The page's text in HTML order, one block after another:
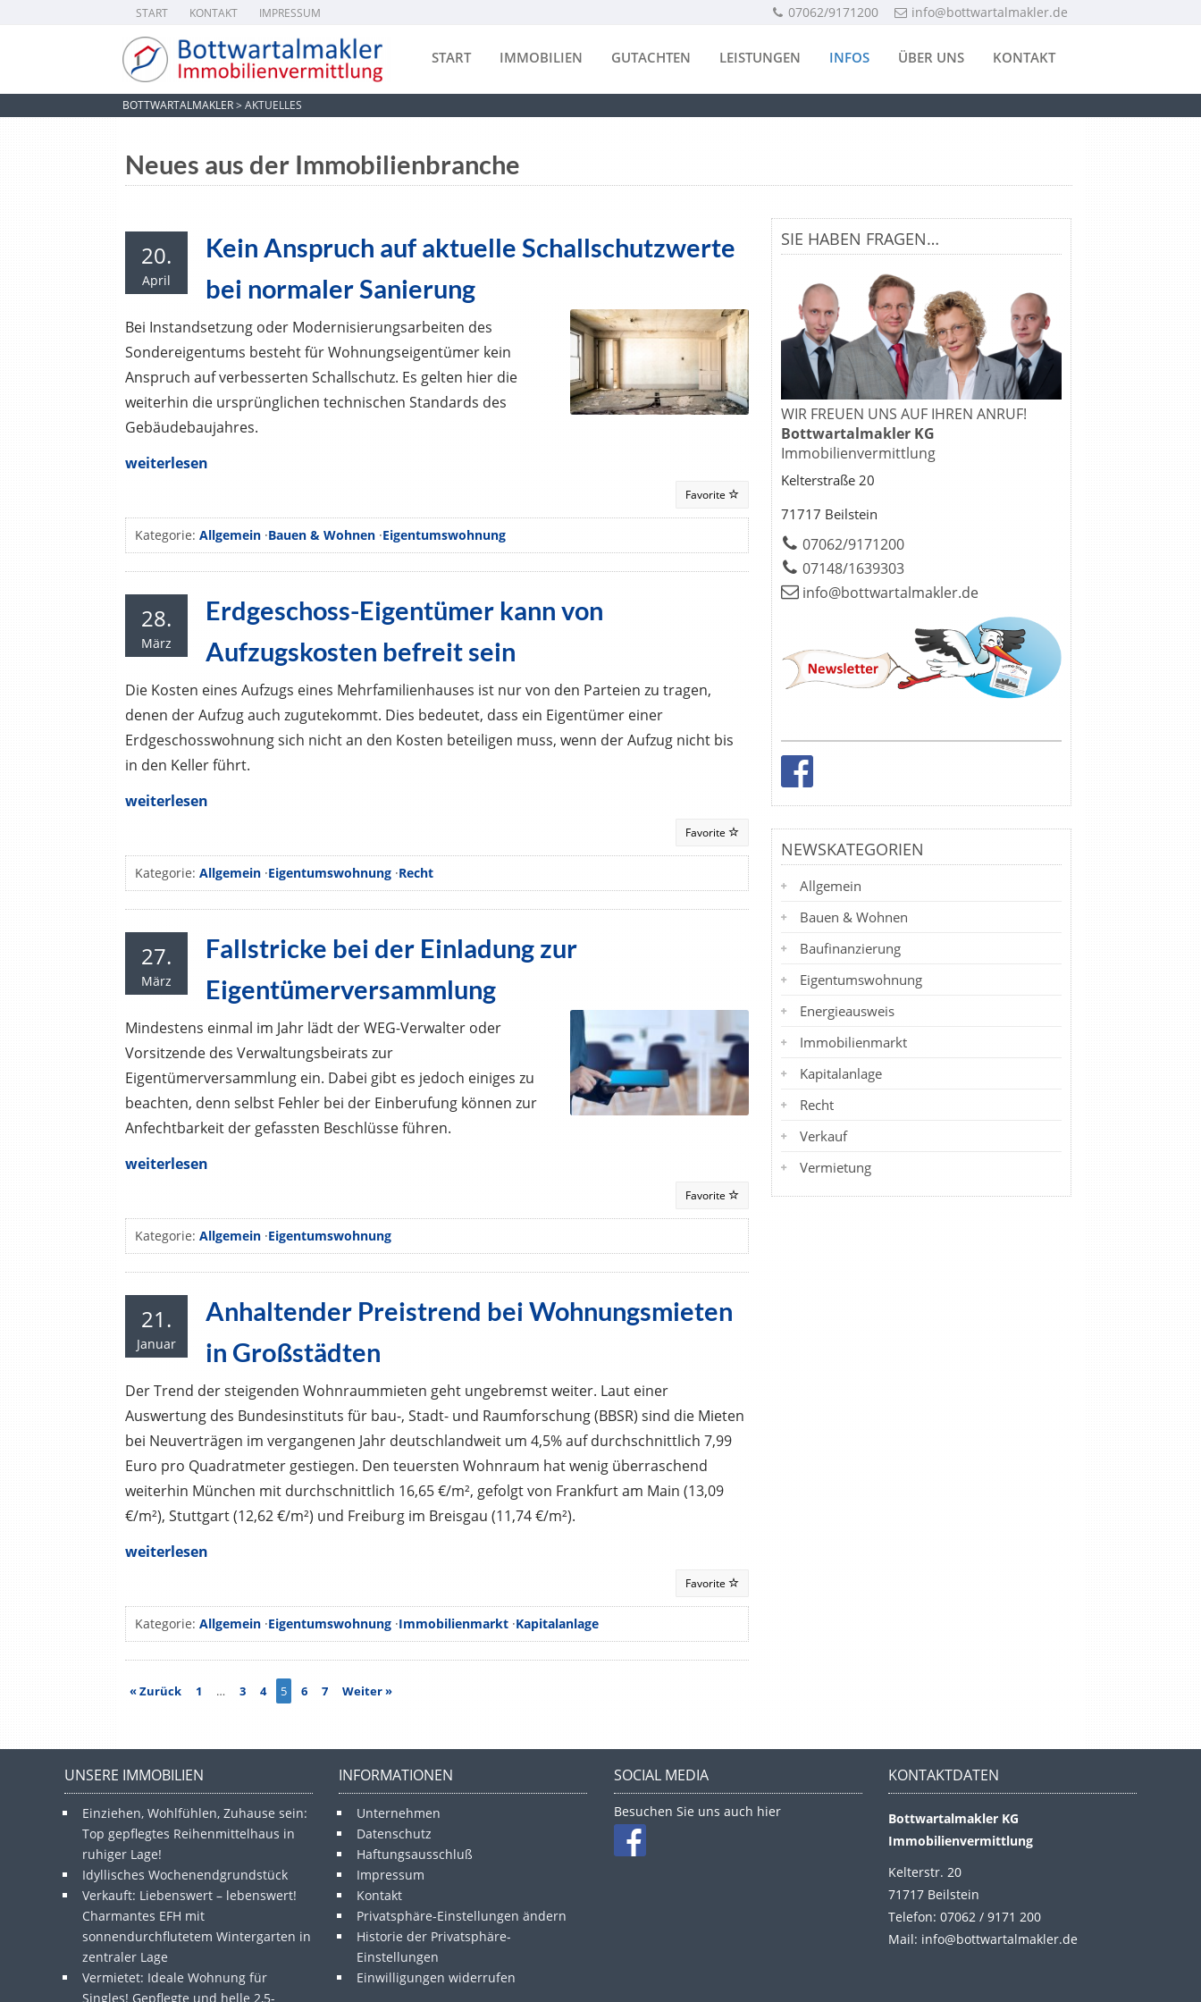
START KONTAKT IMPRESSUM 07062/9171200 info@bottwartalmakler.de
START IMMOBILIEN GUTACHTEN LEISTUNGEN INFOS ÜBER UNS KONTAKT
BOTTWARTALMAKLER> AKTUELLES
Neues aus der Immobilienbranche
20.
April
Kein Anspruch auf aktuelle Schallschutzwerte
bei normaler Sanierung
Bei Instandsetzung oder Modernisierungsarbeiten des
Sondereigentums besteht für Wohnungseigentümer kein
Anspruch auf verbesserten Schallschutz. Es gelten hier die
weiterhin die ursprünglichen technischen Standards des
Gebäudebaujahres.
weiterlesen
Favorite
Kategorie: Allgemein·Bauen & Wohnen·Eigentumswohnung
28.
März
Erdgeschoss-Eigentümer kann von
Aufzugskosten befreit sein
Die Kosten eines Aufzugs eines Mehrfamilienhauses ist nur von den Parteien zu tragen,
denen der Aufzug auch zugutekommt. Dies bedeutet, dass ein Eigentümer einer
Erdgeschosswohnung sich nicht an den Kosten beteiligen muss, wenn der Aufzug nicht bis
in den Keller führt.
weiterlesen
Favorite
Kategorie: Allgemein·Eigentumswohnung·Recht
27.
März
Fallstricke bei der Einladung zur
Eigentümerversammlung
Mindestens einmal im Jahr lädt der WEG-Verwalter oder
Vorsitzende des Verwaltungsbeirats zur
Eigentümerversammlung ein. Dabei gibt es jedoch einiges zu
beachten, denn selbst Fehler bei der Einberufung können zur
Anfechtbarkeit der gefassten Beschlüsse führen.
weiterlesen
Favorite
Kategorie: Allgemein·Eigentumswohnung
21.
Januar
Anhaltender Preistrend bei Wohnungsmieten
in Großstädten
Der Trend der steigenden Wohnraummieten geht ungebremst weiter. Laut einer
Auswertung des Bundesinstituts für bau-, Stadt- und Raumforschung (BBSR) sind die Mieten
bei Neuverträgen im vergangenen Jahr deutschlandweit um 4,5% auf durchschnittlich 7,99
Euro pro Quadratmeter gestiegen. Den teuersten Wohnraum hat wenig überraschend
weiterhin München mit durchschnittlich 16,65 €/m², gefolgt von Frankfurt am Main (13,09
€/m²), Stuttgart (12,62 €/m²) und Freiburg im Breisgau (11,74 €/m²).
weiterlesen
Favorite
Kategorie: Allgemein·Eigentumswohnung·Immobilienmarkt·Kapitalanlage
« Zurück 1 … 3 4 5 6 7 Weiter »
SIE HABEN FRAGEN…
WIR FREUEN UNS AUF IHREN ANRUF!
Bottwartalmakler KG
Immobilienvermittlung
Kelterstraße 20
71717 Beilstein
07062/9171200
07148/1639303
info@bottwartalmakler.de
NEWSKATEGORIEN
Allgemein
Bauen & Wohnen
Baufinanzierung
Eigentumswohnung
Energieausweis
Immobilienmarkt
Kapitalanlage
Recht
Verkauf
Vermietung
UNSERE IMMOBILIEN
Einziehen, Wohlfühlen, Zuhause sein:
Top gepflegtes Reihenmittelhaus in
ruhiger Lage!
Idyllisches Wochenendgrundstück
Verkauft: Liebenswert – lebenswert!
Charmantes EFH mit
sonnendurchflutetem Wintergarten in
zentraler Lage
Vermietet: Ideale Wohnung für
Singles! Gepflegte und helle 2,5-
INFORMATIONEN
Unternehmen
Datenschutz
Haftungsausschluß
Impressum
Kontakt
Privatsphäre-Einstellungen ändern
Historie der Privatsphäre-
Einstellungen
Einwilligungen widerrufen
SOCIAL MEDIA
Besuchen Sie uns auch hier
KONTAKTDATEN
Bottwartalmakler KG
Immobilienvermittlung
Kelterstr. 20
71717 Beilstein
Telefon: 07062 / 9171 200
Mail: info@bottwartalmakler.de